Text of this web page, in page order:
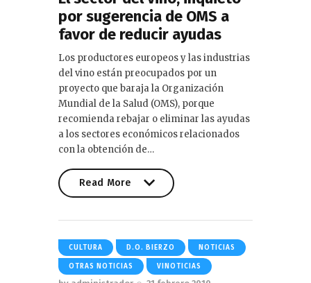
por sugerencia de OMS a
favor de reducir ayudas
Los productores europeos y las industrias
del vino están preocupados por un
proyecto que baraja la Organización
Mundial de la Salud (OMS), porque
recomienda rebajar o eliminar las ayudas
a los sectores económicos relacionados
con la obtención de…
Read More
CULTURA D.O. BIERZO NOTICIAS
OTRAS NOTICIAS VINOTICIAS